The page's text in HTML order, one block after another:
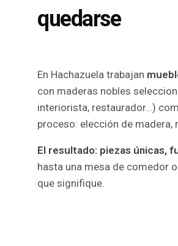
quedarse
En Hachazuela trabajan
con maderas nobles
interiorista, restaurador…)
proceso: elección de madera,
El resultado: piezas únicas,
hasta una mesa de comedor
que signifique.